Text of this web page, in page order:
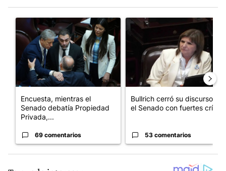
Un artículo de tendencia con el título "Encuesta, mientras el
Encuesta, mientras el
Senado debatía Propiedad
Privada,...
69 comentarios
Un artículo de tendencia
Bullrich cerró su discurso en
el Senado con fuertes crí...
53 comentarios